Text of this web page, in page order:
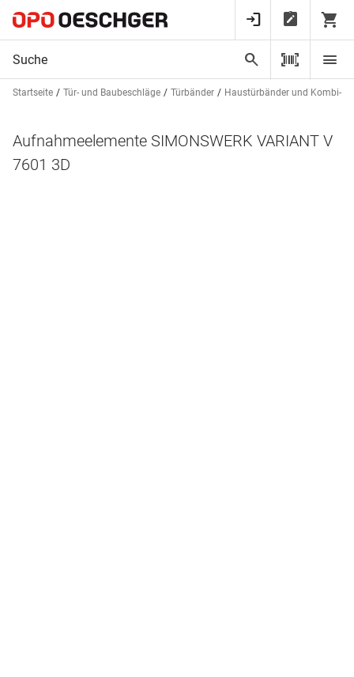
Startseite Tür- und Baubeschläge Türbänder Haustürbänder und Kombi-
Aufnahmeelemente SIMONSWERK VARIANT V
7601 3D